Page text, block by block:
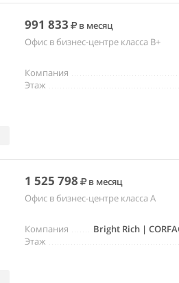
991 833 в месяц
Офис в бизнес-центре класса B+
Компания
Этаж
1 525 798 в месяц
Офис в бизнес-центре класса A
Bright Rich |
Компания
Этаж